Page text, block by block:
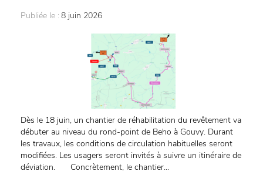
Publiée le : 8 juin 2026
Dès le 18 juin, un chantier de réhabilitation du revêtement va
débuter au niveau du rond-point de Beho à Gouvy. Durant
les travaux, les conditions de circulation habituelles seront
modifiées. Les usagers seront invités à suivre un itinéraire de
déviation. Concrètement, le chantier...